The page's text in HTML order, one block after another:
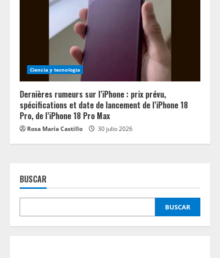
Ciencia y tecnologia
Dernières rumeurs sur l’iPhone : prix prévu,
spécifications et date de lancement de l’iPhone 18
Pro, de l’iPhone 18 Pro Max
Rosa María Castillo 30 julio 2026
BUSCAR
BUSCAR